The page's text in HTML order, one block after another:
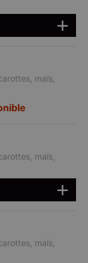
maïs,
maïs,
maïs,